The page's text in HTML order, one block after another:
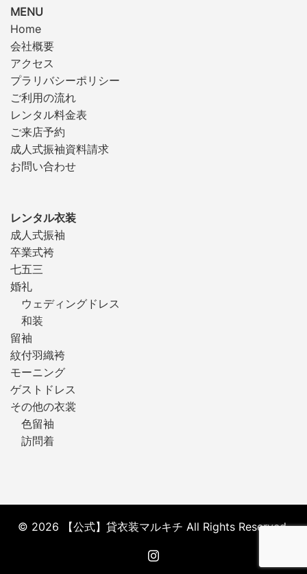
MENU
Home
会社概要
アクセス
プラリバシーポリシー
ご利用の流れ
レンタル料金表
ご来店予約
成人式振袖資料請求
お問い合わせ
レンタル衣装
成人式振袖
卒業式袴
七五三
婚礼
ウェディングドレス
和装
留袖
紋付羽織袴
モーニング
ゲストドレス
その他の衣裳
色留袖
訪問着
© 2026 【公式】貸衣装マルキチ All Rights Reserved.